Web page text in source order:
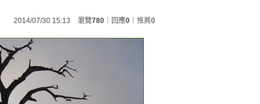
2014/07/30 15:13 瀏覽780 ｜回應0 推薦0